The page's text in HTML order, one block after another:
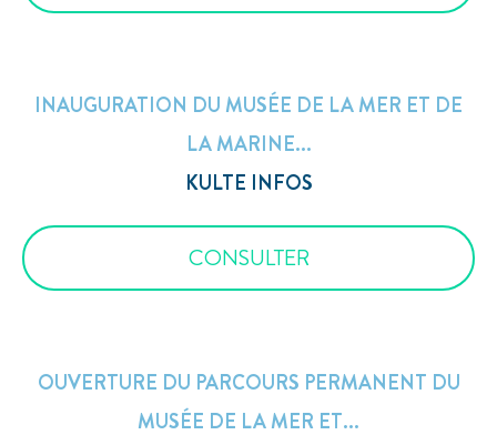
INAUGURATION DU MUSÉE DE LA MER ET DE
LA MARINE...
KULTE INFOS
CONSULTER
OUVERTURE DU PARCOURS PERMANENT DU
MUSÉE DE LA MER ET...